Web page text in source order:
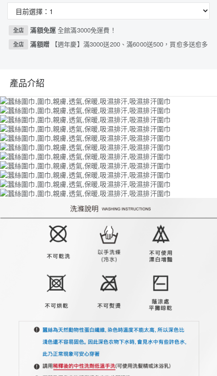
全店 滿額免運全館滿3000免運費！
全店 滿額贈 【週年慶】滿3000送200、滿6000送500，買愈多送愈多
產品介紹